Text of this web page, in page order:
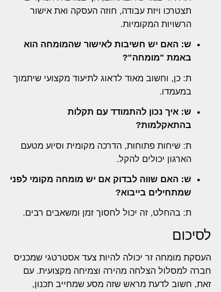
תצטרכו ויזת עבודה, חוזה העסקה ואת אישור
הרשויות המקומיות.
ש: האם יש חשיבות לאישור שהמומחה הוא
באמת "מומחה"?
ת: כן, וחשוב מאוד לדאוג לתיעוד מקצועי שיתמוך
במעמדו.
ש: איך נכון להתמודד עם תקלות
בהתאקלמות?
ת: שיחות פתוחות, הדרכה מקומית וסיוע מטעם
הארגון יכולים להקל.
ש: האם שווה לבדוק אם יש מומחה מקומי לפני
שמתחילים בייבוא?
ת: בהחלט, זה יכול לחסוך זמן ומשאבים רבים.
לסיכום
העסקת מומחה זר יכולה להיות צעד אסטרטגי שמכניס
חברה למסלול הצלחה מהירה וצמיחה מקצועית. עם
זאת, חשוב לדעת מראש שזה מסע שמחייב תכנון,